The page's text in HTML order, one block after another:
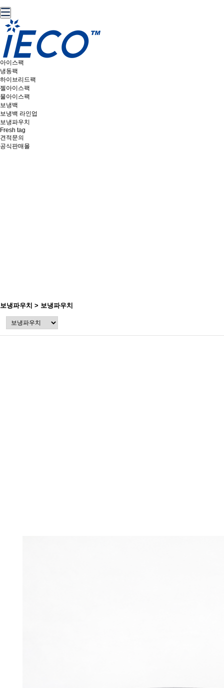
아이스팩
냉동팩
하이브리드팩
젤아이스팩
물아이스팩
보냉백
보냉백 라인업
보냉파우치
Fresh tag
견적문의
공식판매몰
보냉파우치 > 보냉파우치